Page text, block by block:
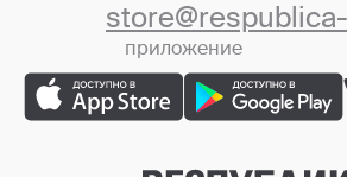
приложение